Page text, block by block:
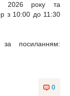
2026 року та
з 10:00 до 11:30
за посиланням:
0